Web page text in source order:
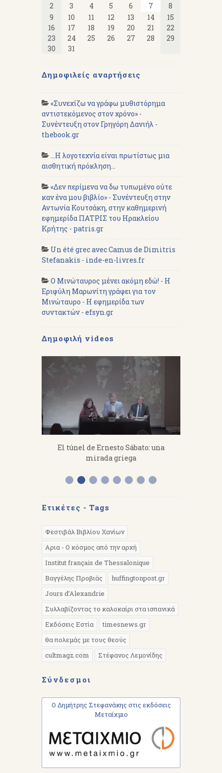
2
3 4 5 6 7
8
9
10 11 12 13 14
15
16
17 18 19 20 21
22
23
24 25 26 27 28
29
30
31
Δημοφιλείς αναρτήσεις
«Συνεχίζω να γράφω μυθιστόρημα
αντιστεκόμενος στον χρόνο» -
Συνέντευξη στον Γρηγόρη Δανιήλ -
thebook.gr
...Η λογοτεχνία είναι πρωτίστως μια
αισθητική πρόκληση...
«Δεν περίμενα να δω τυπωμένο ούτε
καν ένα μου βιβλίο» - Συνέντευξη στην
Αντωνία Κουτσάκη, στην καθημερινή
εφημερίδα ΠΑΤΡΙΣ του Ηρακλείου
Κρήτης - patris.gr
Un été grec avec Camus de Dimitris
Stefanakis - inde-en-livres.fr
Ο Μινώταυρος μένει ακόμη εδώ! - Η
Εριφύλη Μαρωνίτη γράφει για τον
Μινώταυρο - Η εφημερίδα των
συντακτών - efsyn.gr
Δημοφιλή videos
El túnel de Ernesto Sábato: una
mirada griega
Ετικέτες - Tags
Φεστιβάλ Βιβλίου Χανίων
Αρια - Ο κόσμος από την αρχή
Institut français de Thessalonique
Βαγγέλης Προβιάς
huffingtonpost.gr
Jours d’Alexandrie
Συλλαβίζοντας το καλοκαίρι στα ισπανικά
Εκδόσεις Εστία
timesnews.gr
θα πολεμάς με τους θεούς
cultmagz.com
Στέφανος Λεμονίδης
Σύνδεσμοι
Ο Δημήτρης Στεφανάκης στις εκδόσεις
Μεταίχμιο